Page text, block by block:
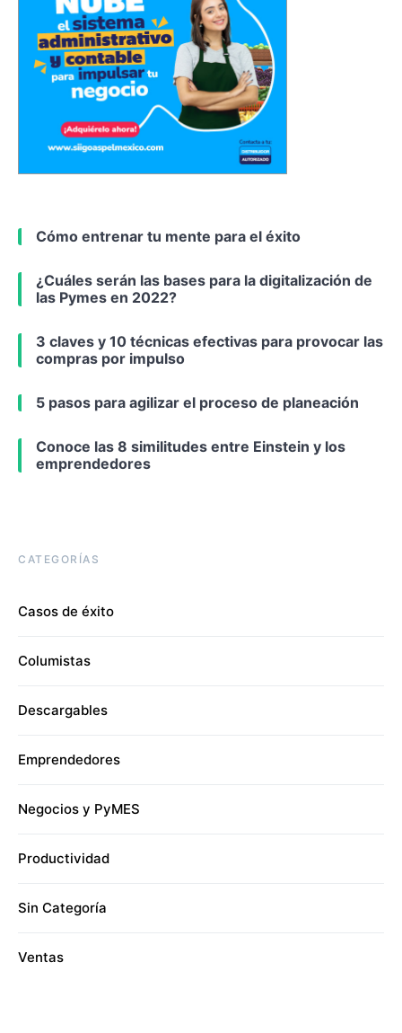
Cómo entrenar tu mente para el éxito
¿Cuáles serán las bases para la digitalización de
las Pymes en 2022?
3 claves y 10 técnicas efectivas para provocar las
compras por impulso
5 pasos para agilizar el proceso de planeación
Conoce las 8 similitudes entre Einstein y los
emprendedores
CATEGORÍAS
Casos de éxito
Columistas
Descargables
Emprendedores
Negocios y PyMES
Productividad
Sin Categoría
Ventas